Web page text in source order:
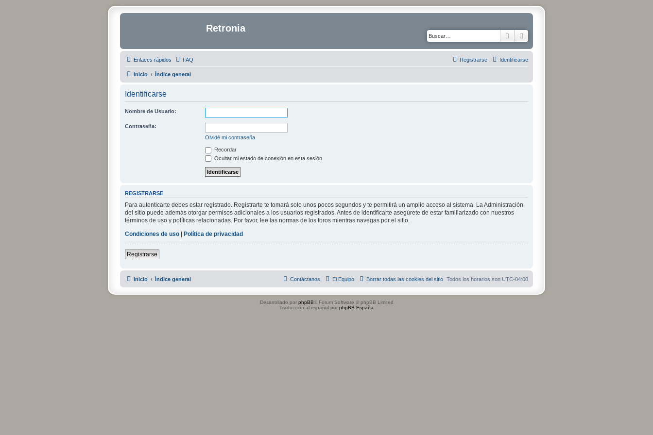
Retronia
Buscar
Enlaces rápidos FAQ Identificarse
Registrarse
Inicio Índice general
Identificarse
Nombre de Usuario:
Contraseña:
Olvidé mi contraseña
Recordar
Ocultar mi estado de conexión en esta sesión
REGISTRARSE
Para autenticarte debes estar registrado. Registrarte te tomará solo unos pocos segundos y te permitirá un amplio acceso al sistema. La Administración
del sitio puede además otorgar permisos adicionales a los usuarios registrados. Antes de identificarte asegúrete de estar familiarizado con nuestros
términos de uso y políticas relacionadas. Por favor, lee las normas de los foros mientras navegas por el sitio.
Condiciones de uso | Política de privacidad
Registrarse
Inicio Índice general Todos los horarios son UTC-04:00
Borrar todas las cookies del sitio
El Equipo
Contáctanos
Desarrollado por phpBB® Forum Software © phpBB Limited
Traducción al español por phpBB España